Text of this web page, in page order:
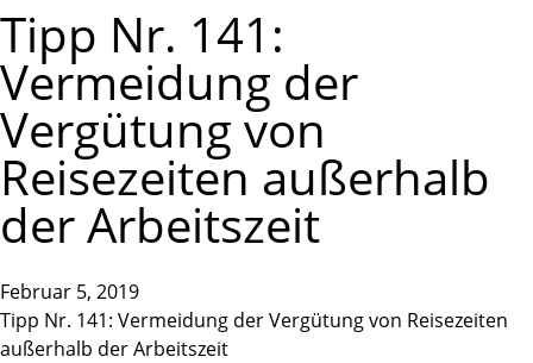
Tipp Nr. 141:
Vermeidung der
Vergütung von
Reisezeiten außerhalb
der Arbeitszeit
Februar 5, 2019
Tipp Nr. 141: Vermeidung der Vergütung von Reisezeiten
außerhalb der Arbeitszeit